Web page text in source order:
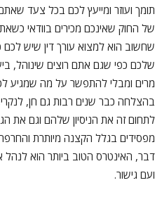
תומך ועוזר ומייעץ לכם בכל צעד
של החוק שאינכם מכירים בוודאי
שחשוב הוא למצוא עורך דין שיש לכם
שלכם כפי שגם אתם רוצים שינוהל,
מרים ומבלי להתפשר על מה שמגיע
בהצלחה כבר שנים רבות גם חן,
לתחום זה את הניסיון שלהם וגם את
מפסידים בגלל הקצנה מיותרת
דבר, האינטרס הטוב ביותר הוא לנהל
ועם גישור.